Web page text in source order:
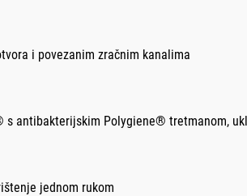
i povezanim zračnim kanalima
s antibakterijskim Polygiene® tretmanom,
jednom rukom